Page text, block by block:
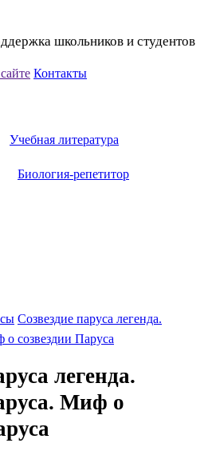
школьников и студентов
Контакты
Учебная литература
Биология-репетитор
Созвездие паруса легенда.
созвездии Паруса
легенда.
Миф о